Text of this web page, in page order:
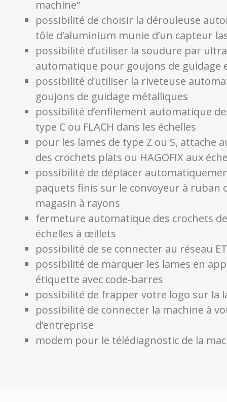
machine“
possibilité de choisir la dérouleuse
tôle d’aluminium munie d’un capteur
possibilité d’utiliser la soudure par
automatique pour goujons de guidage
possibilité d’utiliser la riveteuse
goujons de guidage métalliques
possibilité d’enfilement automatique
type C ou FLACH dans les échelles
pour les lames de type Z ou S, attache
des crochets plats ou HAGOFIX aux
possibilité de déplacer
paquets finis sur le convoyeur à ruban
magasin à rayons
fermeture automatique des crochets
échelles à œillets
possibilité de se connecter au réseau
possibilité de marquer les lames en
étiquette avec code-barres
possibilité de frapper votre logo sur la
possibilité de connecter la machine à
d’entreprise
modem pour le télédiagnostic de la